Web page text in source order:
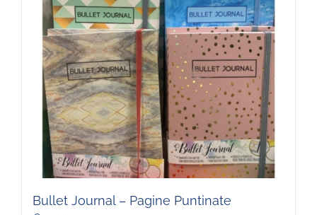
Bullet Journal – Pagine Puntinate